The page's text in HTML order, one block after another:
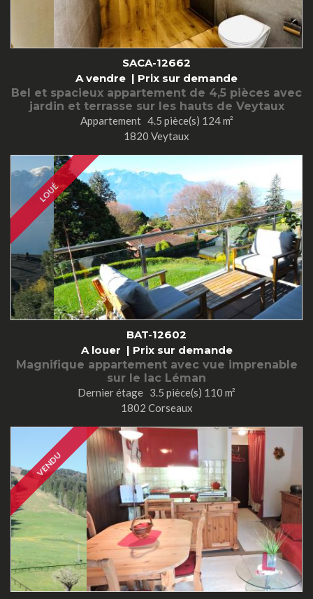
SACA-12662
A vendre | Prix sur demande
Bel et spacieux appartement de 4,5 pièces avec
jardin et terrasse sur les hauts de Veytaux
Appartement 4.5 pièce(s) 124 m²
1820 Veytaux
LOUÉ
BAT-12602
A louer | Prix sur demande
Magnifique appartement avec vue imprenable
sur le lac Léman
Dernier étage 3.5 pièce(s) 110 m²
1802 Corseaux
VENDU